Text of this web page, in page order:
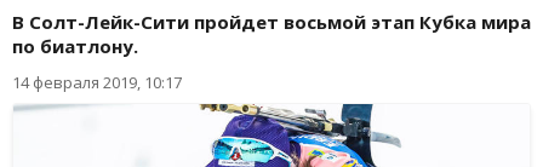
В Солт-Лейк-Сити пройдет восьмой этап Кубка мира
по биатлону.
14 февраля 2019, 10:17